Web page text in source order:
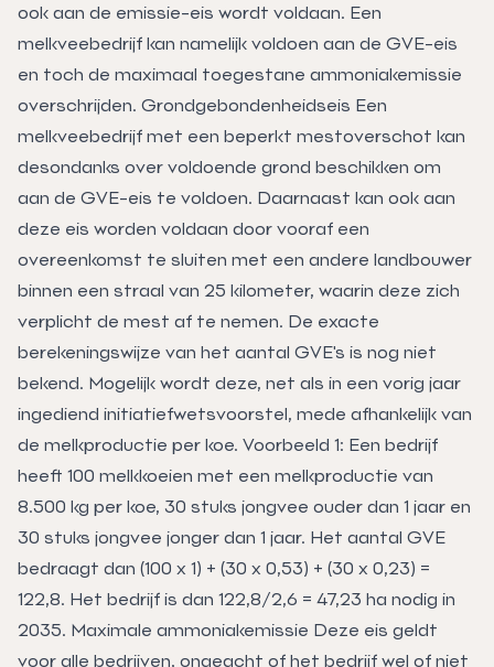
ook aan de emissie-eis wordt voldaan. Een
melkveebedrijf kan namelijk voldoen aan de GVE-eis
en toch de maximaal toegestane ammoniakemissie
overschrijden. Grondgebondenheidseis Een
melkveebedrijf met een beperkt mestoverschot kan
desondanks over voldoende grond beschikken om
aan de GVE-eis te voldoen. Daarnaast kan ook aan
deze eis worden voldaan door vooraf een
overeenkomst te sluiten met een andere landbouwer
binnen een straal van 25 kilometer, waarin deze zich
verplicht de mest af te nemen. De exacte
berekeningswijze van het aantal GVE's is nog niet
bekend. Mogelijk wordt deze, net als in een vorig jaar
ingediend initiatiefwetsvoorstel, mede afhankelijk van
de melkproductie per koe. Voorbeeld 1: Een bedrijf
heeft 100 melkkoeien met een melkproductie van
8.500 kg per koe, 30 stuks jongvee ouder dan 1 jaar en
30 stuks jongvee jonger dan 1 jaar. Het aantal GVE
bedraagt dan (100 x 1) + (30 x 0,53) + (30 x 0,23) =
122,8. Het bedrijf is dan 122,8/2,6 = 47,23 ha nodig in
2035. Maximale ammoniakemissie Deze eis geldt
voor alle bedrijven, ongeacht of het bedrijf wel of niet